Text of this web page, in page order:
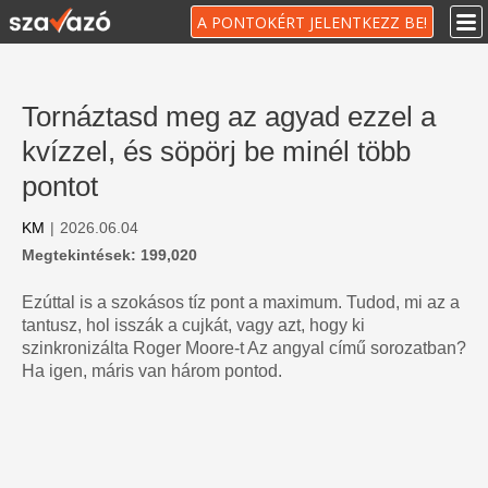
A PONTOKÉRT JELENTKEZZ BE!
Tornáztasd meg az agyad ezzel a
kvízzel, és söpörj be minél több
pontot
KM | 2026.06.04
Megtekintések: 199,020
Ezúttal is a szokásos tíz pont a maximum. Tudod, mi az a
tantusz, hol isszák a cujkát, vagy azt, hogy ki
szinkronizálta Roger Moore-t Az angyal című sorozatban?
Ha igen, máris van három pontod.